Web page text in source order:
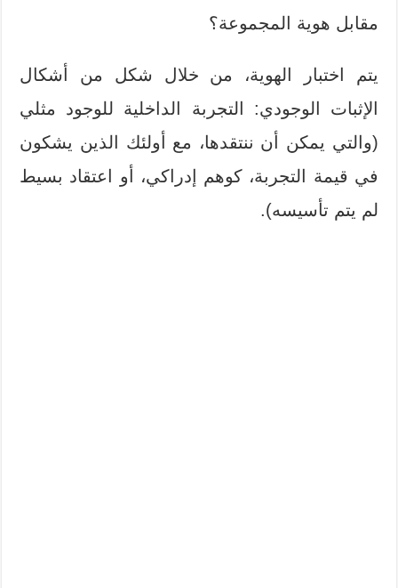
مقابل هوية المجموعة؟
يتم اختبار الهوية، من خلال شكل من أشكال
الإثبات الوجودي: التجربة الداخلية للوجود مثلي
(والتي يمكن أن ننتقدها، مع أولئك الذين يشكون
في قيمة التجربة، كوهم إدراكي، أو اعتقاد بسيط
لم يتم تأسيسه).